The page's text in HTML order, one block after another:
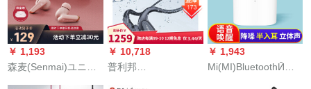
航続します。男女
は、アプレット
Android通用型黒で
す。
ーン2耳元通話ノート
ノートノートノート
ノートパソコン用3ア
イクリーム
ONAーoppomivivo携
帯电话イヤ
￥ 1,193
森麦(Senmai)ユニコ
￥ 10,718
普利邦
￥ 1,943
Mi(MI)BluetoothӢド